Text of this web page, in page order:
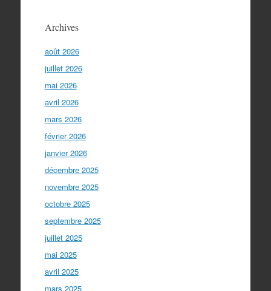
Archives
août 2026
juillet 2026
mai 2026
avril 2026
mars 2026
février 2026
janvier 2026
décembre 2025
novembre 2025
octobre 2025
septembre 2025
juillet 2025
mai 2025
avril 2025
mars 2025